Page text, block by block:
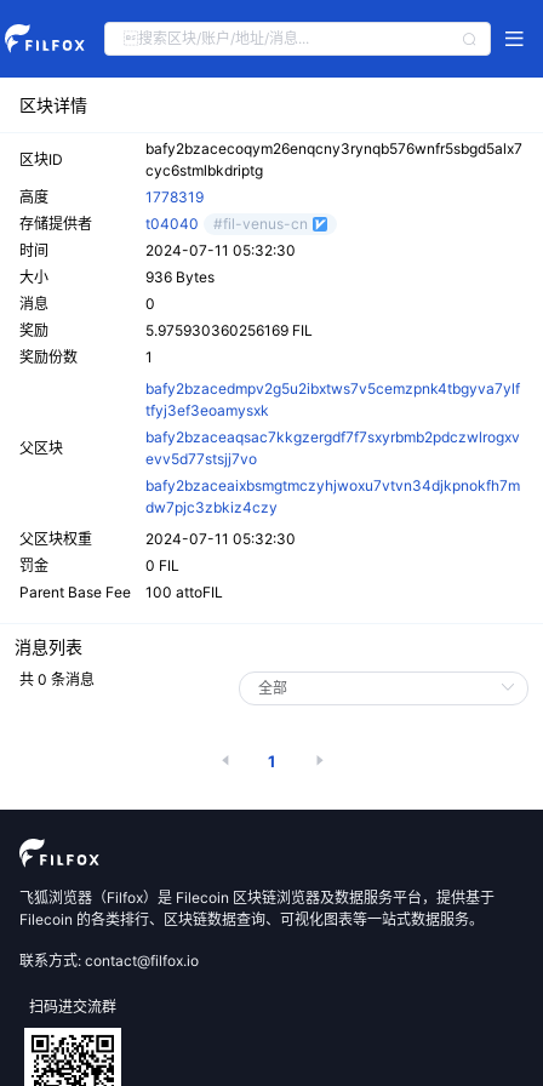
区块详情
区块ID
bafy2bzacecoqym26enqcny3rynqb576wnfr5sbgd5alx7
cyc6stmlbkdriptg
高度
1778319
存储提供者
t04040
#fil-venus-cn
时间
2024-07-11 05:32:30
大小
936 Bytes
消息
0
奖励
5.975930360256169 FIL
奖励份数
1
父区块
bafy2bzacedmpv2g5u2ibxtws7v5cemzpnk4tbgyva7ylf
tfyj3ef3eoamysxk
bafy2bzaceaqsac7kkgzergdf7f7sxyrbmb2pdczwlrogxv
evv5d77stsjj7vo
bafy2bzaceaixbsmgtmczyhjwoxu7vtvn34djkpnokfh7m
dw7pjc3zbkiz4czy
父区块权重
2024-07-11 05:32:30
罚金
0 FIL
Parent Base Fee
100 attoFIL
消息列表
共 0 条消息
1
飞狐浏览器（Filfox）是 Filecoin 区块链浏览器及数据服务平台，提供基于
Filecoin 的各类排行、区块链数据查询、可视化图表等一站式数据服务。
联系方式: contact@filfox.io
扫码进交流群